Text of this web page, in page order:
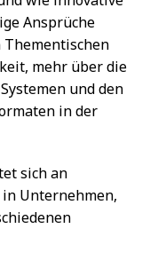
Ansprüche
Thementischen
mehr über die
und den
in der
sich an
Unternehmen,